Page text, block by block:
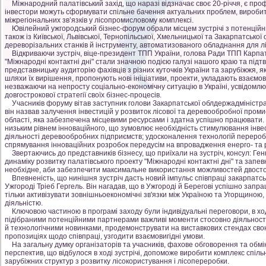
Міжнародний палатівський захід, що наразі відзначає своє 20-річчя, є
інвестори можуть сформувати спільне бачення актуальних проблем,
міжрегіональних зв’язків у лісопромисловому комплексі.
Ювілейний ужгородський бізнес-форум обрали місцем зустрічі з
також із Київської, Львівської, Тернопільської, Хмельницької та
дереворізальних станків й інструменту, автоматизованого обладнання для
Відкриваючи зустріч, віце-президент ТПП України, голова Ради ТПП
"Міжнародні контактні дні" стали значною подією галузі нашого краю та
представницьку аудиторію фахівців з різних куточків України та
шляхи їх вирішення, пропонують нові ініціативи, проекти, укладають
незважаючи на непросту соціально-економічну ситуацію в Україні,
довгострокової стратегії своїх бізнес-процесів.
Учасників форуму вітав заступник голови Закарпатської
він назвав залучення інвестицій у розвиток лісової та деревообробної
області, яка забезпечена місцевими ресурсами і здатна успішно
низьким рівнем інноваційного, що зумовлює необхідність стимулювання
діяльності деревообробних підприємств; удосконалення технологій
спрямування інноваційних розробок передусім на впровадження енерго- та
Звертаючись до представників бізнесу, що приїхали на зустріч, консул:
динаміку розвитку палатівського проекту "Міжнародні контактні дні" та
необхідне, аби забезпечити максимальне використання можливостей
Впевненість, що нинішня зустріч дасть новий імпульс співпраці
Ужгороді Тріеб Гергель. Він нагадав, що в Ужгороді й Берегові успішно
тільки активізувати зовнішньоекономічні зв'язки між Україною та
діяльністю.
Ключовою частиною в програмі заходу були індивідуальні переговори, в
підібраними потенційними партнерами важливі моменти стосовно
й технологічними новинками, продемонструвати на виставкових стендах
пропозиціях щодо співпраці, узгодити взаємовигідні умови.
На загальну думку організаторів та учасників, фахове обговорення та
перспектив, що відбулося в ході зустрічі, допоможе виробити комплекс
зарубіжних структур з розвитку лісокористування і лісопереробки.